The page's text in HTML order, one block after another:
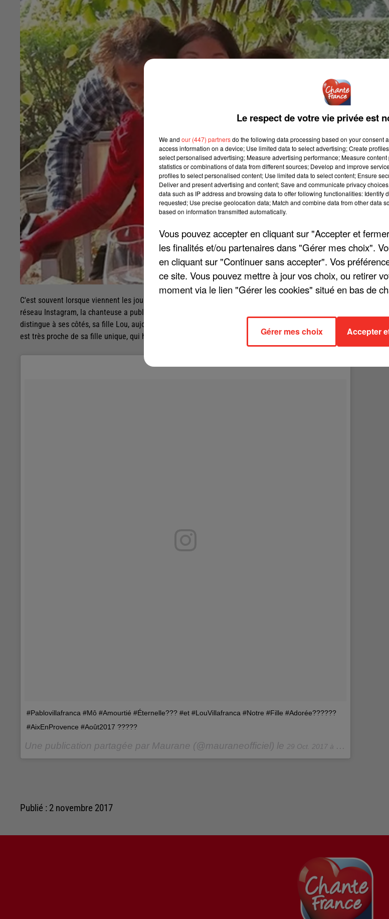
C'est souvent lorsque viennent les jours froids que l'on regrette l'été. Cela semble être le cas pour Maurane.
réseau Instagram, la chanteuse a publié un cliché de famille, pris en août dernier lors de ses vacances à Aix-en-
distingue à ses côtés, sa fille Lou, aujourd'hui âgée de 23 ans, et son ex-époux, le chanteur et comédien Pablo
est très proche de sa fille unique, qui habite à Bruxelles dans le cadre de ses études.
#Pablovillafranca #Mô #Amourtié #Éternelle??? #et #LouVillafranca #Notre #Fille #Adorée??????
#AixEnProvence #Août2017 ?????
Une publication partagée par Maurane (@mauraneofficiel) le 29 Oct. 2017 à 6h12 PDT
Publié : 2 novembre 2017
Le respect de votre vie privée est
We and our (447) partnersdo the following data processing based on your consent
access information on a device; Use limited data to select advertising; Create
select personalised advertising; Measure advertising performance; Measure
statistics or combinations of data from different sources; Develop and improve
profiles to select personalised content; Use limited data to select content; Ensure
Deliver and present advertising and content; Save and communicate privacy
data such as IP address and browsing data to offer following functionalities: Identify
requested; Use precise geolocation data; Match and combine data from other data
based on information transmitted automatically.
Vous pouvez accepter en cliquant sur "Accepter et
les finalités et/ou partenaires dans "Gérer mes choix".
en cliquant sur "Continuer sans accepter". Vos
ce site. Vous pouvez mettre à jour vos choix, ou retirer
moment via le lien "Gérer les cookies" situé en bas de
Gérer mes choix Accepter